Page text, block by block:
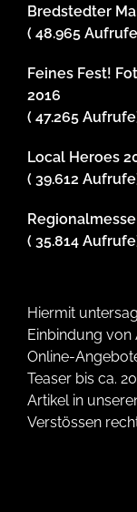
Bredstedter
( 48.965
Feines Fest!
2016
( 47.265
Local Heroes
( 39.612
( 35.814
Hiermit
Einbindung von
Online-
Teaser bis ca.
Artikel in
Verstössen